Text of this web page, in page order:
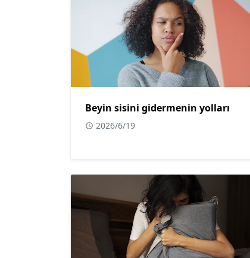
Beyin sisini gidermenin yolları
2026/6/19